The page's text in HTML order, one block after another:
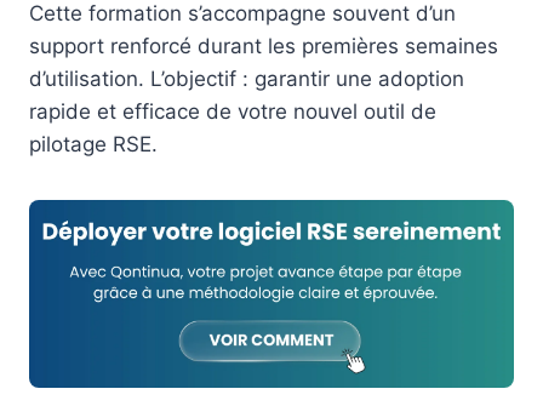
Cette formation s’accompagne souvent d’un
support renforcé durant les premières semaines
d’utilisation. L’objectif : garantir une adoption
rapide et efficace de votre nouvel outil de
pilotage RSE.